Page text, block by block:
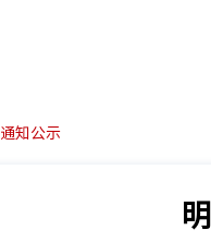
通知公示